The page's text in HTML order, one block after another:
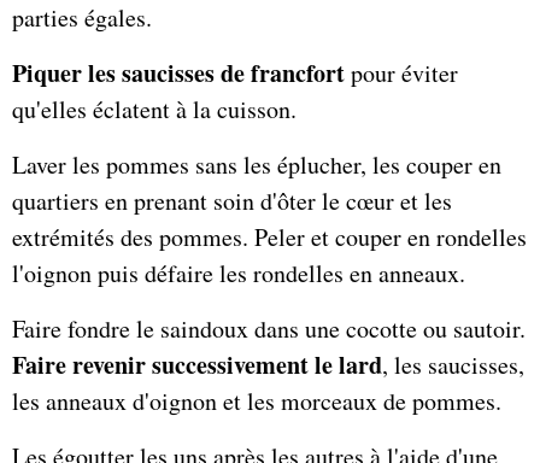
parties égales.
Piquer les saucisses de francfortpour éviter
qu'elles éclatent à la cuisson.
Laver les pommes sans les éplucher, les couper en
quartiers en prenant soin d'ôter le cœur et les
extrémités des pommes. Peler et couper en rondelles
l'oignon puis défaire les rondelles en anneaux.
Faire fondre le saindoux dans une cocotte ou sautoir.
Faire revenir successivement le lard, les saucisses,
les anneaux d'oignon et les morceaux de pommes.
Les égoutter les uns après les autres à l'aide d'une